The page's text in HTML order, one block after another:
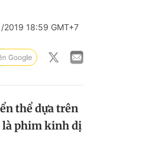
2019 18:59 GMT+7
thể dựa trên
là phim kinh dị